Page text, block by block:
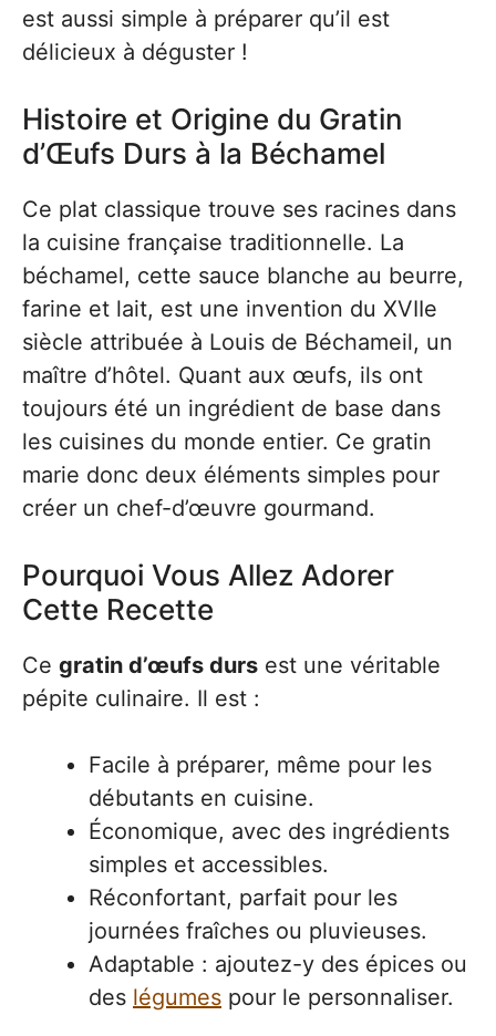
est aussi simple à préparer qu’il est
délicieux à déguster !
Histoire et Origine du Gratin
d’Œufs Durs à la Béchamel
Ce plat classique trouve ses racines dans
la cuisine française traditionnelle. La
béchamel, cette sauce blanche au beurre,
farine et lait, est une invention du XVIIe
siècle attribuée à Louis de Béchameil, un
maître d’hôtel. Quant aux œufs, ils ont
toujours été un ingrédient de base dans
les cuisines du monde entier. Ce gratin
marie donc deux éléments simples pour
créer un chef-d’œuvre gourmand.
Pourquoi Vous Allez Adorer
Cette Recette
Ce gratin d’œufs durs est une véritable
pépite culinaire. Il est :
Facile à préparer, même pour les
débutants en cuisine.
Économique, avec des ingrédients
simples et accessibles.
Réconfortant, parfait pour les
journées fraîches ou pluvieuses.
Adaptable : ajoutez-y des épices ou
des légumes pour le personnaliser.